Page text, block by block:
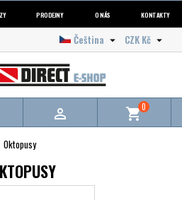
PRODEJNY O NÁS KONTAKTY
CZK Kč 
Čeština 
 shopping_cart0
Oktopusy